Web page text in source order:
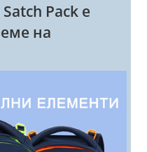
Pack е
на